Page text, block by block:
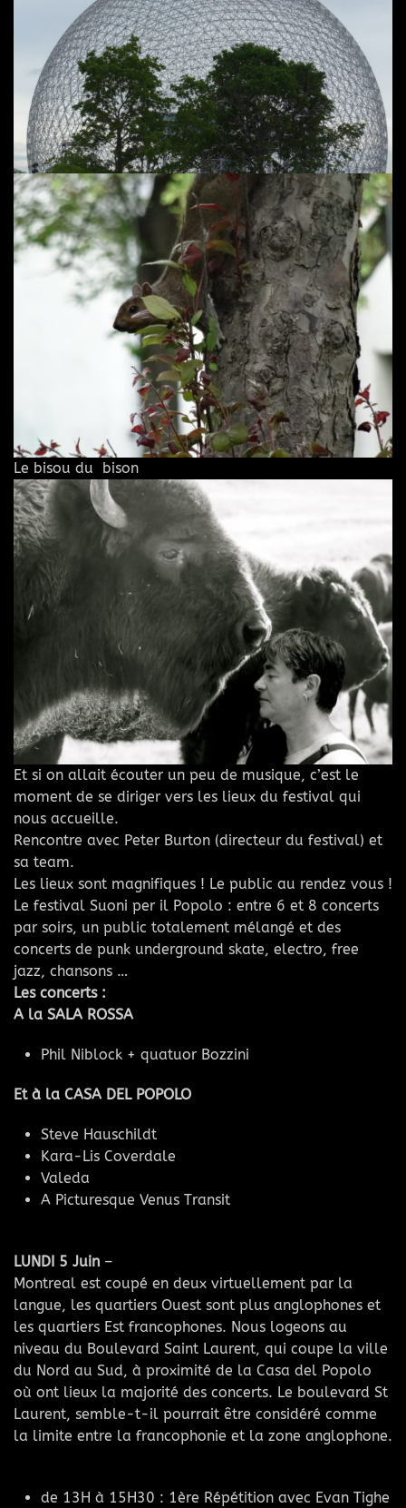
Le bisou du bison
Et si on allait écouter un peu de musique, c’est le
moment de se diriger vers les lieux du festival qui
nous accueille.
Rencontre avec Peter Burton (directeur du festival) et
sa team.
Les lieux sont magnifiques ! Le public au rendez vous !
Le festival Suoni per il Popolo : entre 6 et 8 concerts
par soirs, un public totalement mélangé et des
concerts de punk underground skate, electro, free
jazz, chansons …
Les concerts :
A la SALA ROSSA
Phil Niblock + quatuor Bozzini
Et à la CASA DEL POPOLO
Steve Hauschildt
Kara-Lis Coverdale
Valeda
A Picturesque Venus Transit
LUNDI 5 Juin –
Montreal est coupé en deux virtuellement par la
langue, les quartiers Ouest sont plus anglophones et
les quartiers Est francophones. Nous logeons au
niveau du Boulevard Saint Laurent, qui coupe la ville
du Nord au Sud, à proximité de la Casa del Popolo
où ont lieux la majorité des concerts. Le boulevard St
Laurent, semble-t-il pourrait être considéré comme
la limite entre la francophonie et la zone anglophone.
de 13H à 15H30 : 1ère Répétition avec Evan Tighe